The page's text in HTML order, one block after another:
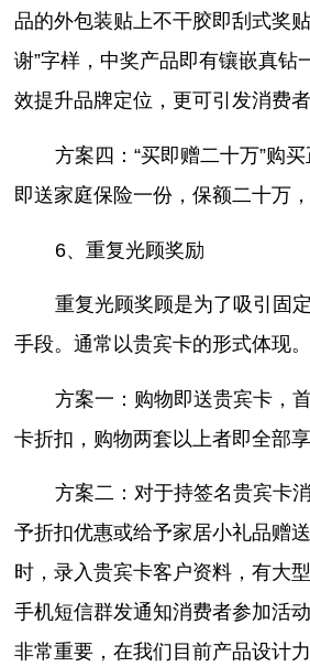
品的外包装贴上不干胶即刮式奖
谢”字样，中奖产品即有镶嵌真钻
效提升品牌定位，更可引发消费
方案四：“买即赠二十万”购
即送家庭保险一份，保额二十万，
6、重复光顾奖励
重复光顾奖顾是为了吸引固
手段。通常以贵宾卡的形式体现。
方案一：购物即送贵宾卡，
卡折扣，购物两套以上者即全部
方案二：对于持签名贵宾卡
予折扣优惠或给予家居小礼品赠
时，录入贵宾卡客户资料，有大
手机短信群发通知消费者参加活
非常重要，在我们目前产品设计